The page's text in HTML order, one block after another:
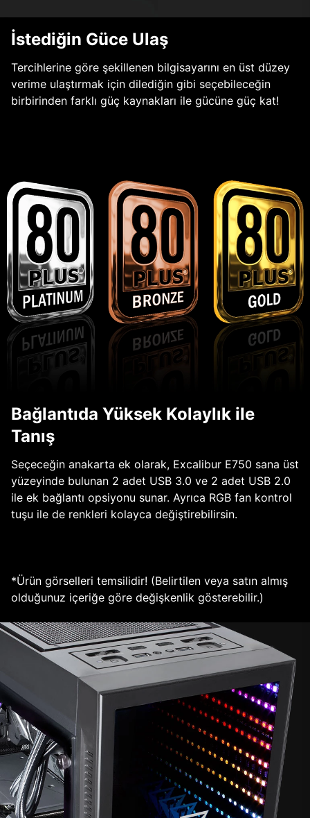
İstediğin Güce Ulaş
Tercihlerine göre şekillenen bilgisayarını en üst düzey
verime ulaştırmak için dilediğin gibi seçebileceğin
birbirinden farklı güç kaynakları ile gücüne güç kat!
Bağlantıda Yüksek Kolaylık ile
Tanış
Seçeceğin anakarta ek olarak, Excalibur E750 sana üst
yüzeyinde bulunan 2 adet USB 3.0 ve 2 adet USB 2.0
ile ek bağlantı opsiyonu sunar. Ayrıca RGB fan kontrol
tuşu ile de renkleri kolayca değiştirebilirsin.
*Ürün görselleri temsilidir! (Belirtilen veya satın almış
olduğunuz içeriğe göre değişkenlik gösterebilir.)